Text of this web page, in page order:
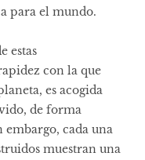
para el mundo.
estas
con la que
es acogida
de forma
cada una
muestran una